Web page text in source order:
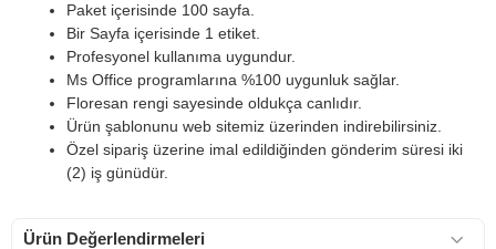
Paket içerisinde 100 sayfa.
Bir Sayfa içerisinde 1 etiket.
Profesyonel kullanıma uygundur.
Ms Office programlarına %100 uygunluk sağlar.
Floresan rengi sayesinde oldukça canlıdır.
Ürün şablonunu web sitemiz üzerinden indirebilirsiniz.
Özel sipariş üzerine imal edildiğinden gönderim süresi iki
(2) iş günüdür.
Ürün Değerlendirmeleri